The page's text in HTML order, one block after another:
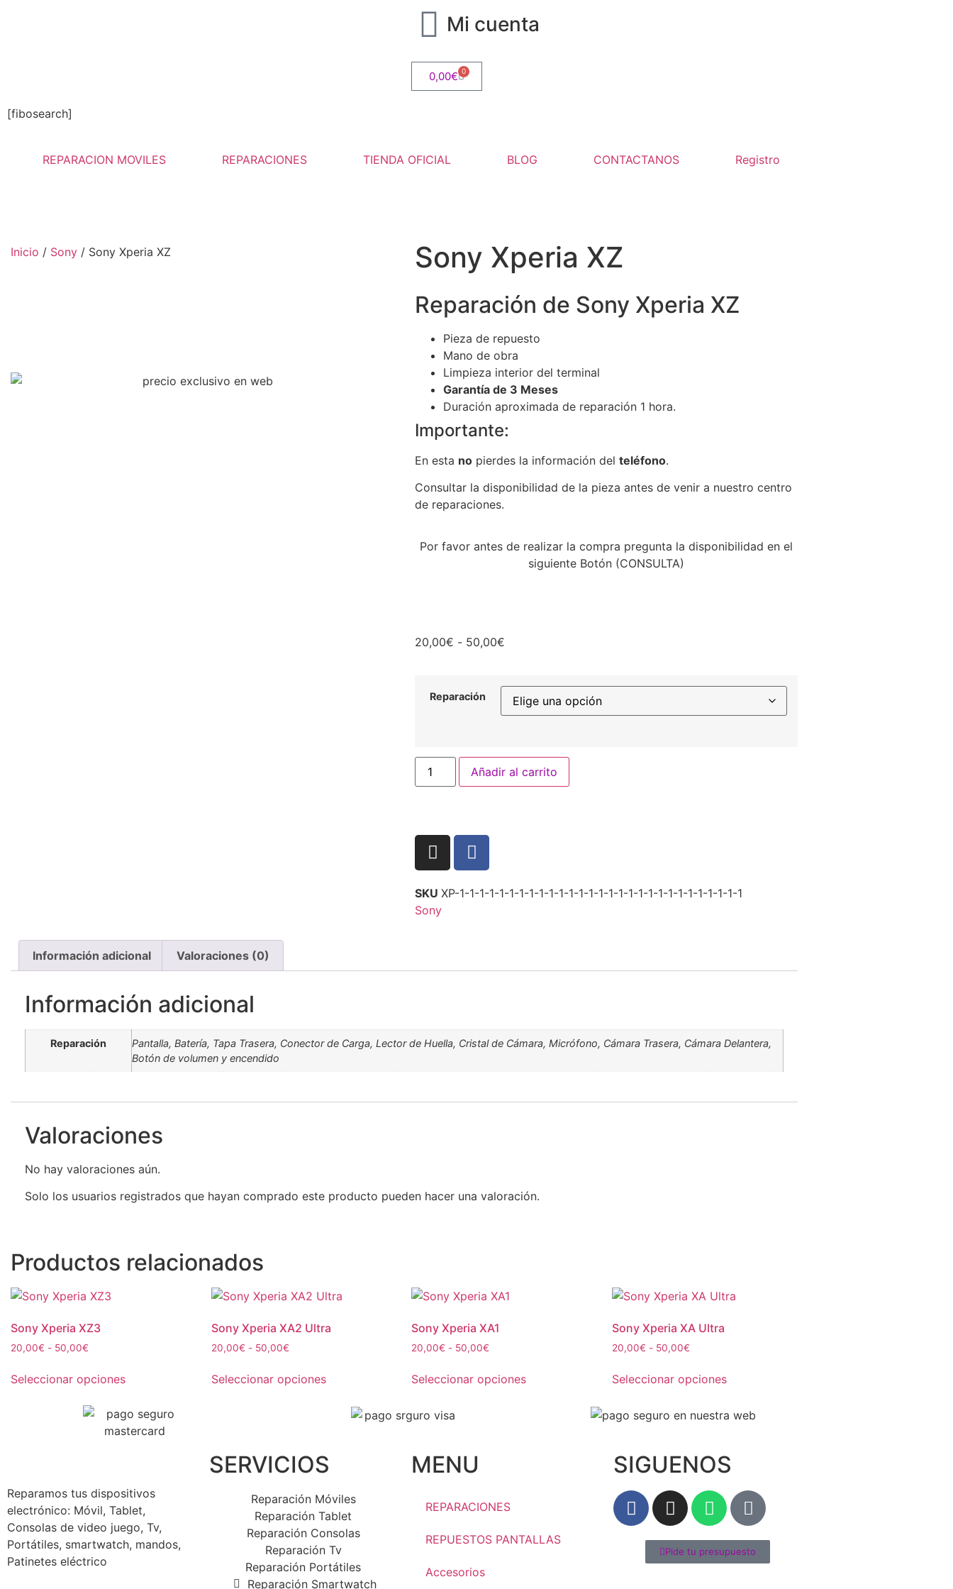
Mi cuenta
0,00€ 0
[fibosearch]
REPARACION MOVILES REPARACIONES TIENDA OFICIAL BLOG CONTACTANOS Registro
Inicio / Sony / Sony Xperia XZ Sony Xperia XZ
Reparación de Sony Xperia XZ
Pieza de repuesto
Mano de obra
Limpieza interior del terminal
Garantía de 3 Meses
Duración aproximada de reparación 1 hora.
Importante:
En esta no pierdes la información del teléfono.
Consultar la disponibilidad de la pieza antes de venir a nuestro centro
de reparaciones.
Por favor antes de realizar la compra pregunta la disponibilidad en el
siguiente Botón (CONSULTA)
20,00€ - 50,00€
Reparación
Añadir al carrito
SKU XP-1-1-1-1-1-1-1-1-1-1-1-1-1-1-1-1-1-1-1-1-1-1-1-1-1-1-1-1-1
Sony
Información adicional Valoraciones (0)
Información adicional
Reparación
Pantalla, Batería, Tapa Trasera, Conector de Carga, Lector de Huella, Cristal de Cámara, Micrófono, Cámara Trasera, Cámara Delantera,
Botón de volumen y encendido
Valoraciones
No hay valoraciones aún.
Solo los usuarios registrados que hayan comprado este producto pueden hacer una valoración.
Productos relacionados
Sony Xperia XZ3
20,00€ - 50,00€
Seleccionar opciones
Sony Xperia XA2 Ultra
20,00€ - 50,00€
Seleccionar opciones
Sony Xperia XA1
20,00€ - 50,00€
Seleccionar opciones
Sony Xperia XA Ultra
20,00€ - 50,00€
Seleccionar opciones
Reparamos tus dispositivos
electrónico: Móvil, Tablet,
Consolas de video juego, Tv,
Portátiles, smartwatch, mandos,
Patinetes eléctrico
SERVICIOS
Reparación Móviles
Reparación Tablet
Reparación Consolas
Reparación Tv
Reparación Portátiles
Reparación Smartwatch
MENU
REPARACIONES
REPUESTOS PANTALLAS
Accesorios
SIGUENOS
Pide tu presupuesto